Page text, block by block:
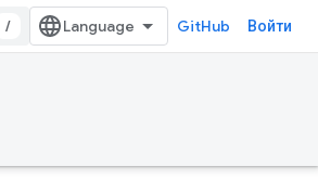
/ GitHub Войти